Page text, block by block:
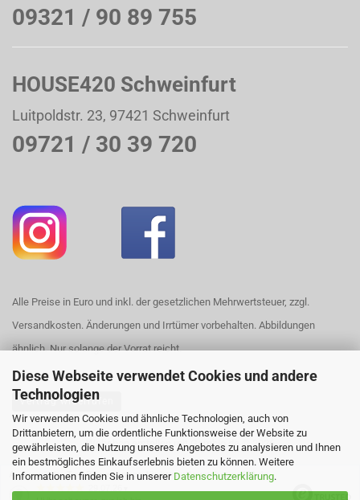
Diese Webseite verwendet Cookies und andere
Technologien
Wir verwenden Cookies und ähnliche Technologien, auch von
Drittanbietern, um die ordentliche Funktionsweise der Website zu
gewährleisten, die Nutzung unseres Angebotes zu analysieren und Ihnen
ein bestmögliches Einkaufserlebnis bieten zu können. Weitere
Informationen finden Sie in unserer Datenschutzerklärung.
09321 / 90 89 755
HOUSE420 Schweinfurt
Luitpoldstr. 23, 97421 Schweinfurt
09721 / 30 39 720
Alle Preise in Euro und inkl. der gesetzlichen Mehrwertsteuer, zzgl.
Versandkosten. Änderungen und Irrtümer vorbehalten. Abbildungen
ähnlich. Nur solange der Vorrat reicht.
Vertrag widerrufen
Webshop erstellenmit Gambio.de © 2026
Ausgewählte Top-Bewertungen für https://www.house420.de